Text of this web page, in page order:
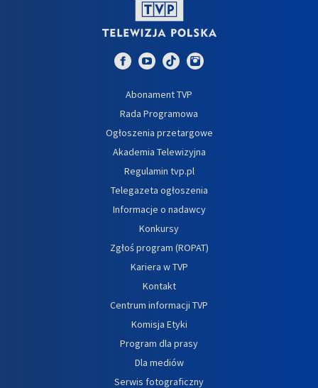
Abonament TVP
Rada Programowa
Ogłoszenia przetargowe
Akademia Telewizyjna
Regulamin tvp.pl
Telegazeta ogłoszenia
Informacje o nadawcy
Konkursy
Zgłoś program (ROPAT)
Kariera w TVP
Kontakt
Centrum informacji TVP
Komisja Etyki
Program dla prasy
Dla mediów
Serwis fotograficzny